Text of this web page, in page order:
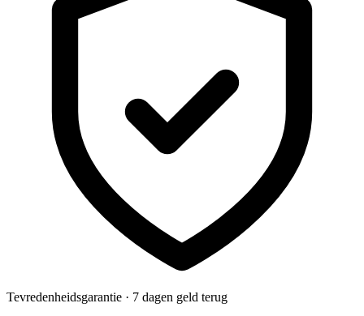
Tevredenheidsgarantie · 7 dagen geld terug